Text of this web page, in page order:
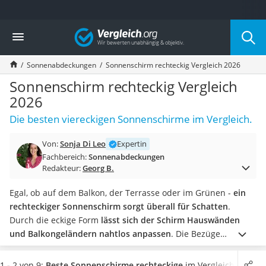
Die beliebtesten Vergleiche nach Kategorie
Baumarkt
Tresor feuerfest
Makita-Akku-Rasenmäher
Kappsäge
Smartes Türschloss
Akku-Rasentrimmer
Feuchtigkeitsmessgerät
Split-Klimaanlage 2 Innengeräte
Pelletofen
Bohrmaschine
Fliesenschneider
Hochdruckreiniger
Doppelschleifer
Überwachungskamera
Benzinrasenmäher mit Elektrostart
Vergleich
Sonnenabdeckungen Sonnenschirm rechteckig Vergleich 2026
Sonnenschirm rechteckig Vergleich
2026
Die besten viereckigen Sonnenschirme im Vergleich.
Von:Sonja Di Leo
Expertin
Fachbereich:Sonnenabdeckungen
Redakteur:Georg B.
Egal, ob auf dem Balkon, der Terrasse oder im Grünen - ein
rechteckiger Sonnenschirm sorgt überall für Schatten.
Durch die eckige Form lässt sich der Schirm Hauswänden
und Balkongeländern nahtlos anpassen. Die Bezüge
bestehen außerdem den Test durch UV-Strahlen. Von
besonders platzsparenden Ampelschirmen über den